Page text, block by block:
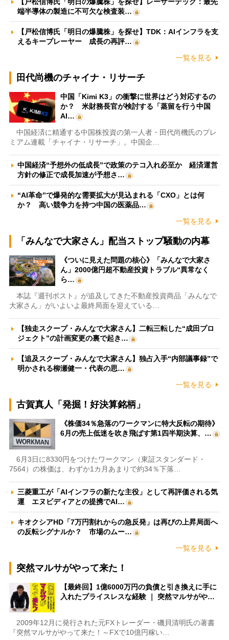
端半導体の製造に不可欠な検査装…
【戸松信博氏「明日の爆騰株」を探せ】TDK：AIインフラを支
えるキープレーヤー 成長の再評…
一覧を見る
田代尚機のチャイナ・リサーチ
中国「Kimi K3」の衝撃に世界はどう対応するの
か？ 米財務長官が検討する「蒸留を行う中国
AI…
中国経済に精通する中国株投資の第一人者・田代尚機氏のプレ
ミアム連載「チャイナ・リサーチ」。中国企…
中国経済“予想外の低成長”で政策のテコ入れ必至か 経済運営
方針の修正で成長加速が予想さ…
“AI革命”で爆発的な需要拡大が見込まれる「CXO」とは何
か？ 高い競争力を持つ中国の医薬品…
一覧を見る
「みんなで大家さん」配当ストップ騒動の内幕
《ついに見えた問題の核心》「みんなで大家さ
ん」2000億円超不動産投資トラブル“異常なく
ら…
本誌『週刊ポスト』が追及してきた不動産投資商品「みんなで
大家さん」がいよいよ最終局面を迎えている…
【独走スクープ・みんなで大家さん】二転三転した“成田プロ
ジェクト”の計画変更の裏で起き…
【追及スクープ・みんなで大家さん】独占入手“内部議事録”で
明かされる柳瀬健一・代表の思…
一覧を見る
古賀真人「発掘！好決算銘柄」
《株価34％急落のワークマンに特大反転の期待》
6月の売上低迷を吹き飛ばす第1四半期決算、…
6月3日に8330円をつけたワークマン（東証スタンダード・
7564）の株価は、わずか1カ月あまりで約34％下落…
三菱重工が「AIインフラの新たな主役」として再評価される気
運 エヌビディアとの提携でAI…
キオクシアHD「7万円割れからの急反発」は再びの上昇局面へ
の反転シグナルか？ 市場のムー…
一覧を見る
突然マルサがやって来た！
【最終回】1億6000万円の負債と引き換えに手に
入れたプライスレスな経験 ｜ 突然マルサがや…
2009年12月に発行された元FXトレーダー・磯貝清明氏の著書
『突然マルサがやって来た！～FXで10億円稼い…